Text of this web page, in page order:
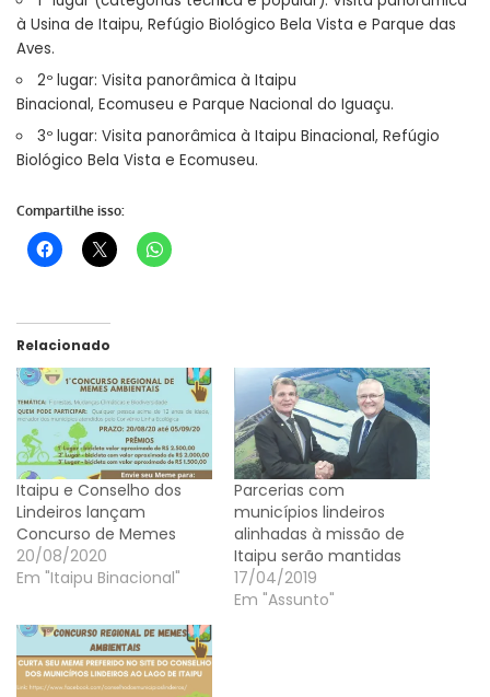
à Usina de Itaipu, Refúgio Biológico Bela Vista e Parque das
Aves.
2º lugar: Visita panorâmica à Itaipu
Binacional, Ecomuseu e Parque Nacional do Iguaçu.
3º lugar: Visita panorâmica à Itaipu Binacional, Refúgio
Biológico Bela Vista e Ecomuseu.
Compartilhe isso:
Relacionado
Itaipu e Conselho dos
Lindeiros lançam
Concurso de Memes
20/08/2020
Em "Itaipu Binacional"
Parcerias com
municípios lindeiros
alinhadas à missão de
Itaipu serão mantidas
17/04/2019
Em "Assunto"